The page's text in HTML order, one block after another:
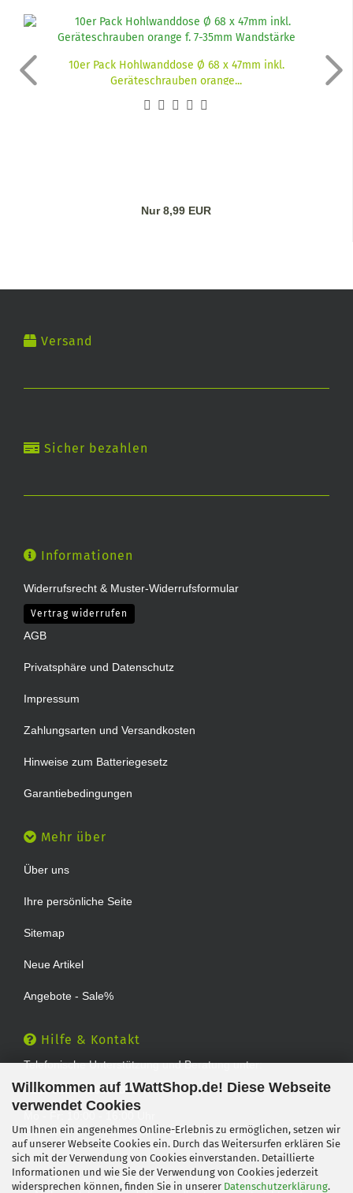
Willkommen auf 1WattShop.de! Diese Webseite
verwendet Cookies
Um Ihnen ein angenehmes Online-Erlebnis zu ermöglichen, setzen wir
auf unserer Webseite Cookies ein. Durch das Weitersurfen erklären Sie
sich mit der Verwendung von Cookies einverstanden. Detaillierte
Informationen und wie Sie der Verwendung von Cookies jederzeit
widersprechen können, finden Sie in unserer Datenschutzerklärung.
10er Pack Hohlwanddose Ø 68 x 47mm inkl.
Geräteschrauben orange...
Nur 8,99 EUR
Versand
Sicher bezahlen
Informationen
Widerrufsrecht & Muster-Widerrufsformular
Vertrag widerrufen
AGB
Privatsphäre und Datenschutz
Impressum
Zahlungsarten und Versandkosten
Hinweise zum Batteriegesetz
Garantiebedingungen
Mehr über
Über uns
Ihre persönliche Seite
Sitemap
Neue Artikel
Angebote - Sale%
Hilfe & Kontakt
Telefonische Unterstützung und Beratung unter:
TEL: 0202 - 29994539
Geprüfter Online Shop mit Geld-zurück-Garantie.
Alle Preise verstehen sich inklusive der gesetzlichen